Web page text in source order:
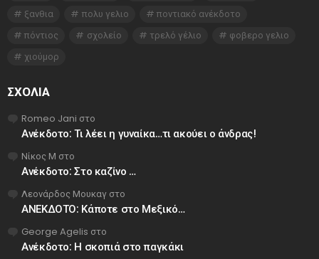
ξανθια
πολυ γελιο
ποντιακό ανέκδοτο
πόντιος
σχολείο τρελό γέλιο
φοβερο γελιο
χιούμορ
ΣΧΌΛΙΑ
Romeo Jani στο
Ανέκδοτο: Τι λέει η γυναίκα…τι ακούει ο άνδρας!
Νίκος Μ στο
Ανέκδοτο: Στο καζίνο …
Λεονάρδος Μουκαγ στο
ΑΝΕΚΔΟΤΟ: Κάποτε στο Μεξικό…
George Agelis στο
Ανέκδοτο: Η σκοπιά στο παγκάκι